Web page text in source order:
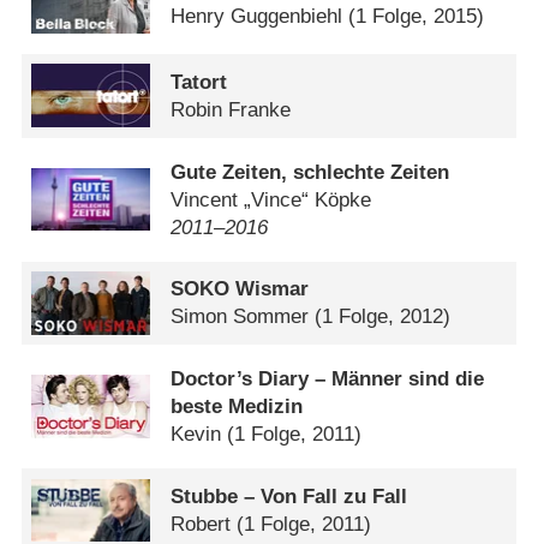
Henry Guggenbiehl (1 Folge, 2015)
Tatort
Robin Franke
Gute Zeiten, schlechte Zeiten
Vincent „Vince“ Köpke
2011⁠–⁠2016
SOKO Wismar
Simon Sommer (1 Folge, 2012)
Doctor’s Diary – Männer sind die
beste Medizin
Kevin (1 Folge, 2011)
Stubbe – Von Fall zu Fall
Robert (1 Folge, 2011)